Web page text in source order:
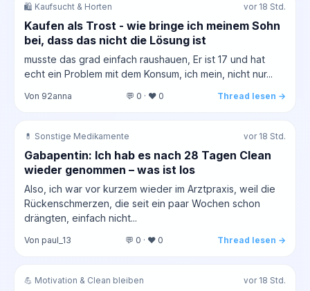
🛍️ Kaufsucht & Horten vor 18 Std.
Kaufen als Trost - wie bringe ich meinem Sohn
bei, dass das nicht die Lösung ist
musste das grad einfach raushauen, Er ist 17 und hat
echt ein Problem mit dem Konsum, ich mein, nicht nur...
Von 92anna 💬 0 · ❤️ 0 Thread lesen →
💊 Sonstige Medikamente vor 18 Std.
Gabapentin: Ich hab es nach 28 Tagen Clean
wieder genommen – was ist los
Also, ich war vor kurzem wieder im Arztpraxis, weil die
Rückenschmerzen, die seit ein paar Wochen schon
drängten, einfach nicht...
Von paul_13 💬 0 · ❤️ 0 Thread lesen →
💪 Motivation & Clean bleiben vor 18 Std.